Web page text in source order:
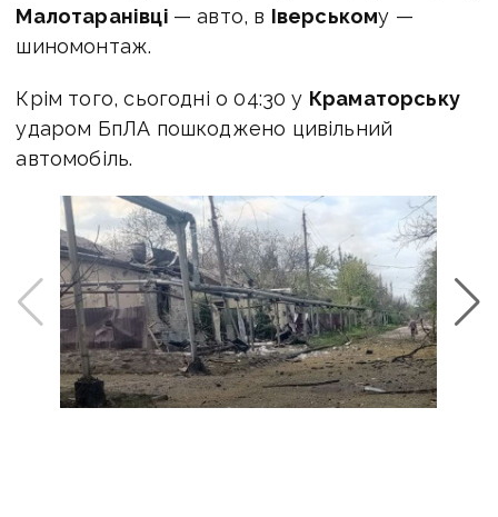
Малотаранівці — авто, в Іверському —
шиномонтаж.
Крім того, сьогодні о 04:30 у Краматорську
ударом БпЛА пошкоджено цивільний
автомобіль.